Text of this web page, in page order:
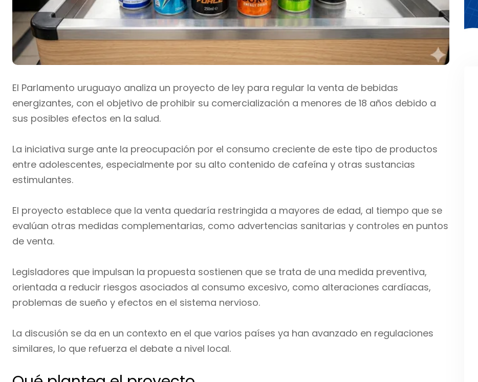
El Parlamento uruguayo analiza un proyecto de ley para regular la venta de bebidas
energizantes, con el objetivo de prohibir su comercialización a menores de 18 años debido a
sus posibles efectos en la salud.
La iniciativa surge ante la preocupación por el consumo creciente de este tipo de productos
entre adolescentes, especialmente por su alto contenido de cafeína y otras sustancias
estimulantes.
El proyecto establece que la venta quedaría restringida a mayores de edad, al tiempo que se
evalúan otras medidas complementarias, como advertencias sanitarias y controles en puntos
de venta.
Legisladores que impulsan la propuesta sostienen que se trata de una medida preventiva,
orientada a reducir riesgos asociados al consumo excesivo, como alteraciones cardíacas,
problemas de sueño y efectos en el sistema nervioso.
La discusión se da en un contexto en el que varios países ya han avanzado en regulaciones
similares, lo que refuerza el debate a nivel local.